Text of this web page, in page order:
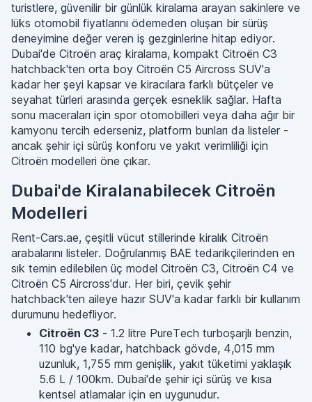
turistlere, güvenilir bir günlük kiralama arayan sakinlere ve
lüks otomobil fiyatlarını ödemeden oluşan bir sürüş
deneyimine değer veren iş gezginlerine hitap ediyor.
Dubai'de Citroën araç kiralama, kompakt Citroën C3
hatchback'ten orta boy Citroën C5 Aircross SUV'a
kadar her şeyi kapsar ve kiracılara farklı bütçeler ve
seyahat türleri arasında gerçek esneklik sağlar. Hafta
sonu maceraları için spor otomobilleri veya daha ağır bir
kamyonu tercih ederseniz, platform bunları da listeler -
ancak şehir içi sürüş konforu ve yakıt verimliliği için
Citroën modelleri öne çıkar.
Dubai'de Kiralanabilecek Citroën
Modelleri
Rent-Cars.ae, çeşitli vücut stillerinde kiralık Citroën
arabalarını listeler. Doğrulanmış BAE tedarikçilerinden en
sık temin edilebilen üç model Citroën C3, Citroën C4 ve
Citroën C5 Aircross'dur. Her biri, çevik şehir
hatchback'ten aileye hazır SUV'a kadar farklı bir kullanım
durumunu hedefliyor.
Citroën C3 - 1.2 litre PureTech turboşarjlı benzin,
110 bg'ye kadar, hatchback gövde, 4,015 mm
uzunluk, 1,755 mm genişlik, yakıt tüketimi yaklaşık
5.6 L / 100km. Dubai'de şehir içi sürüş ve kısa
kentsel atlamalar için en uygunudur.